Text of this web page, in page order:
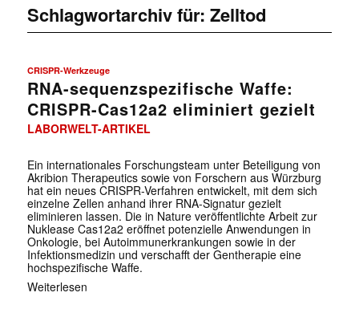
Schlagwortarchiv für: Zelltod
CRISPR-Werkzeuge
RNA-sequenzspezifische Waffe:
CRISPR-Cas12a2 eliminiert gezielt
LABORWELT-ARTIKEL
Ein internationales Forschungsteam unter Beteiligung von
Akribion Therapeutics sowie von Forschern aus Würzburg
hat ein neues CRISPR-Verfahren entwickelt, mit dem sich
einzelne Zellen anhand ihrer RNA-Signatur gezielt
eliminieren lassen. Die in Nature veröffentlichte Arbeit zur
Nuklease Cas12a2 eröffnet potenzielle Anwendungen in
Onkologie, bei Autoimmunerkrankungen sowie in der
Infektionsmedizin und verschafft der Gentherapie eine
hochspezifische Waffe.
Weiterlesen